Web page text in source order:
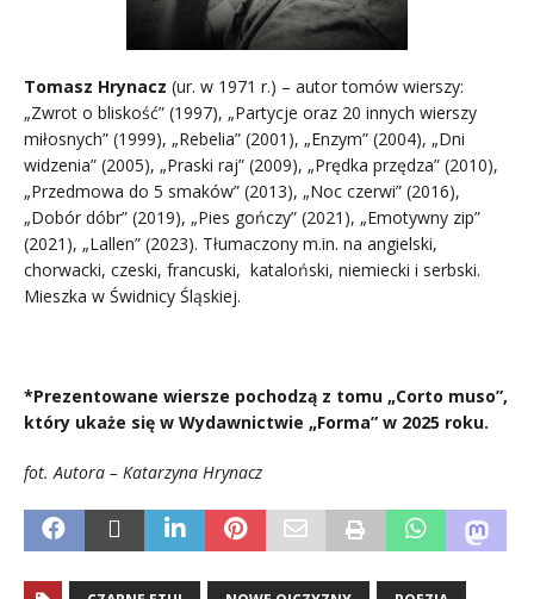
Tomasz Hrynacz (ur. w 1971 r.) – autor tomów wierszy:
„Zwrot o bliskość” (1997), „Partycje oraz 20 innych wierszy
miłosnych” (1999), „Rebelia” (2001), „Enzym” (2004), „Dni
widzenia” (2005), „Praski raj” (2009), „Prędka przędza” (2010),
„Przedmowa do 5 smaków” (2013), „Noc czerwi” (2016),
„Dobór dóbr” (2019), „Pies gończy” (2021), „Emotywny zip”
(2021), „Lallen” (2023). Tłumaczony m.in. na angielski,
chorwacki, czeski, francuski, kataloński, niemiecki i serbski.
Mieszka w Świdnicy Śląskiej.
*Prezentowane wiersze pochodzą z tomu „Corto muso”,
który ukaże się w Wydawnictwie „Forma” w 2025 roku.
fot. Autora – Katarzyna Hrynacz